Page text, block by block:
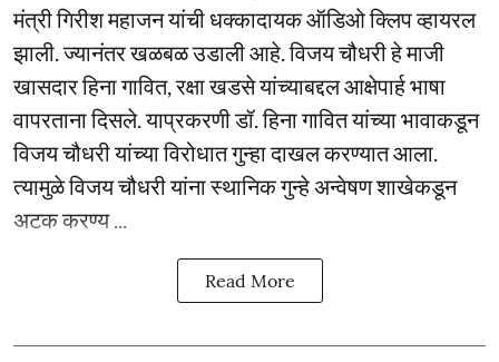
मंत्री गिरीश महाजन यांची धक्कादायक ऑडिओ क्लिप व्हायरल
झाली. ज्यानंतर खळबळ उडाली आहे. विजय चौधरी हे माजी
खासदार हिना गावित, रक्षा खडसे यांच्याबद्दल आक्षेपार्ह भाषा
वापरताना दिसले. याप्रकरणी डॉ. हिना गावित यांच्या भावाकडून
विजय चौधरी यांच्या विरोधात गुन्हा दाखल करण्यात आला.
त्यामुळे विजय चौधरी यांना स्थानिक गुन्हे अन्वेषण शाखेकडून
अटक करण्य ...
Read More